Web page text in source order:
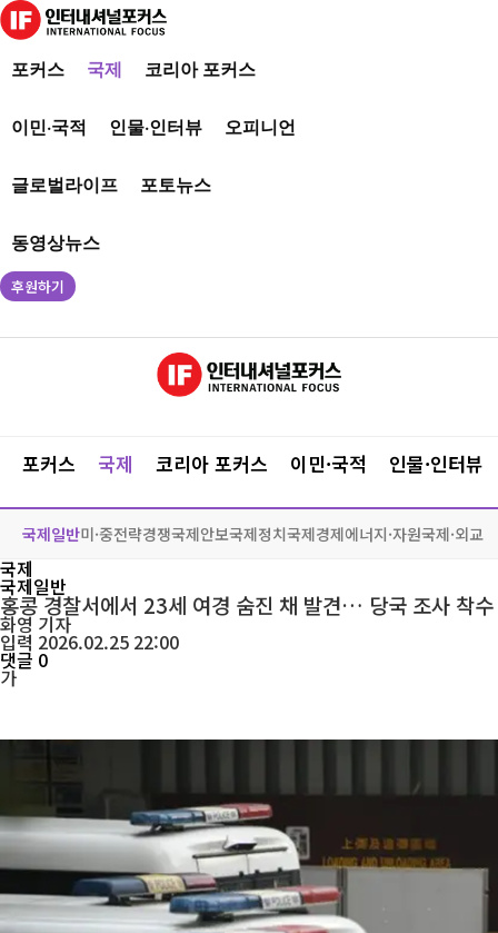
포커스 국제 코리아 포커스
이민·국적 인물·인터뷰 오피니언
글로벌라이프 포토뉴스
동영상뉴스
후원하기
포커스 국제 코리아 포커스 이민·국적 인물·인터뷰
국제일반미·중전략경쟁국제안보국제정치국제경제에너지·자원국제·외교
국제
국제일반
홍콩 경찰서에서 23세 여경 숨진 채 발견… 당국 조사 착수
화영기자
입력 2026.02.25 22:00
댓글 0
가